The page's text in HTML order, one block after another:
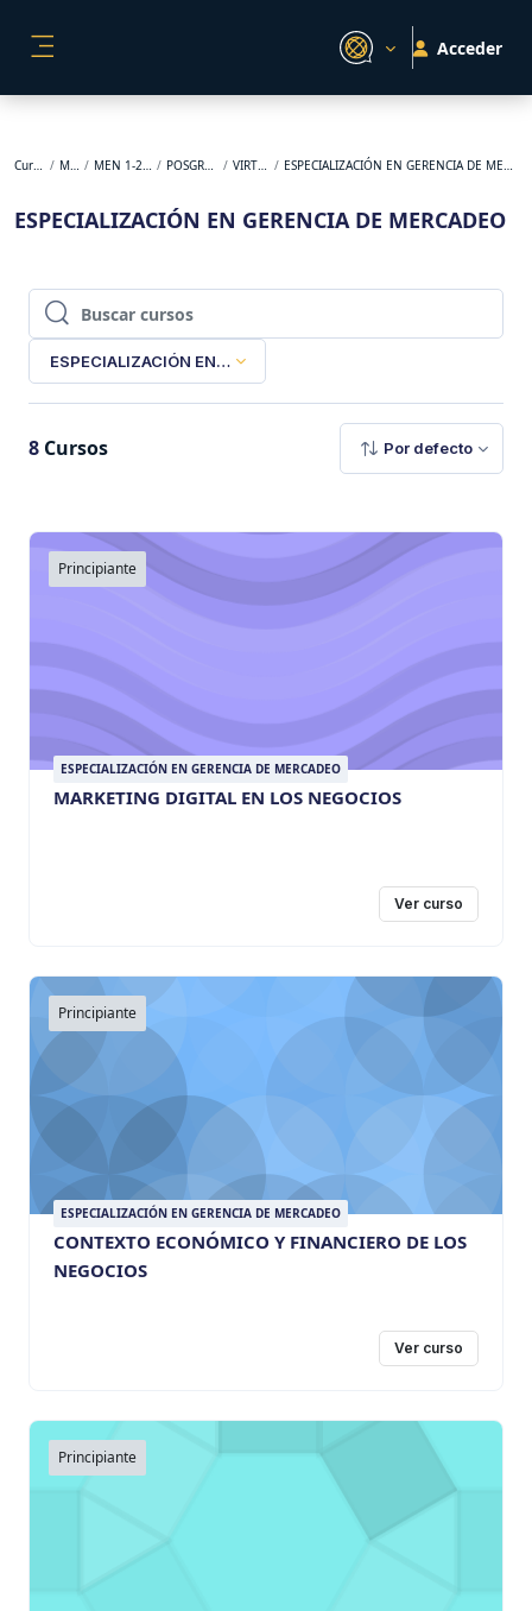
Acceder
Cursos MEN MEN 1-2024 POSGRADO VIRTUAL ESPECIALIZACIÓN EN GERENCIA DE MERCADEO
ESPECIALIZACIÓN EN GERENCIA DE MERCADEO
Buscar cursos
Buscar cursos
ESPECIALIZACIÓN EN GERENCIA DE MERCADEO
8 Cursos Por defecto
Principiante
ESPECIALIZACIÓN EN GERENCIA DE MERCADEO
MARKETING DIGITAL EN LOS NEGOCIOS
Ver curso
Principiante
ESPECIALIZACIÓN EN GERENCIA DE MERCADEO
CONTEXTO ECONÓMICO Y FINANCIERO DE LOS
NEGOCIOS
Ver curso
Principiante